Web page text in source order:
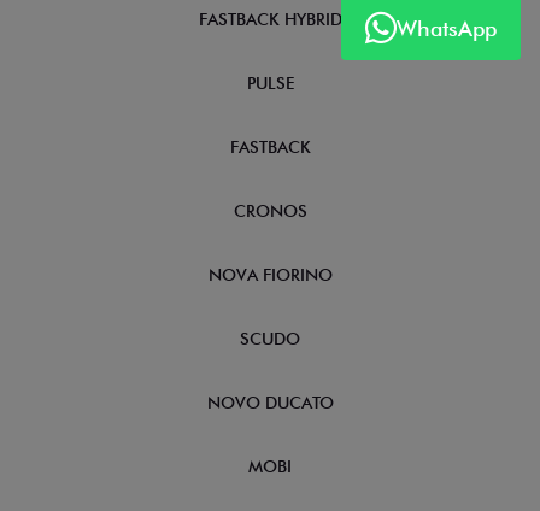
WhatsApp
FASTBACK HYBRID
PULSE
FASTBACK
CRONOS
NOVA FIORINO
SCUDO
NOVO DUCATO
MOBI